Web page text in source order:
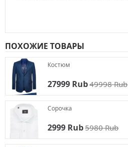
ПОХОЖИЕ ТОВАРЫ
Костюм
27999 Rub49998 Rub
Сорочка
2999 Rub5980 Rub